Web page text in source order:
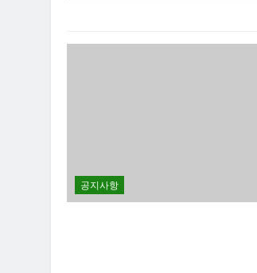
공지사항